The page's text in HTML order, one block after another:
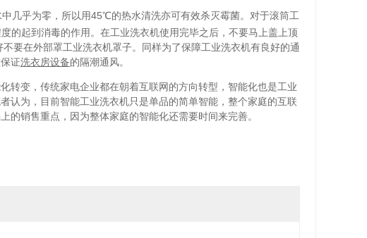
几乎为零，所以用45℃的热水清洗亦可有效杀灭霉菌。 对于滚筒工
的起到消毒的作用。 在工业洗衣机使用完毕之后，不要马上盖上顶
要在外部罩工业洗衣机罩子。
同样为了保障工业洗衣机有良好的通
证洗衣房设备的隔潮通风。
转变，传统家电企业都在朝着互联网的方向转型，智能化也是工业
认为，目前智能工业洗衣机只是单品的简单智能，整个家庭的互联
销售重点，因为整体家庭的智能化还需要时间来完善。